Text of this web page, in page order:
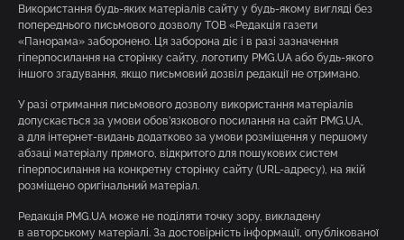
Використання будь-яких матеріалів сайту у будь-якому вигляді без
попереднього письмового дозволу ТОВ «Редакція газети
«Панорама» заборонено. Ця заборона діє і в разі зазначення
гіперпосилання на сторінку сайту, логотипу PMG.UA або будь-якого
іншого згадування, якщо письмовий дозвіл редакції не отримано.
У разі отримання письмового дозволу використання матеріалів
допускається за умови обов’язкового посилання на сайт PMG.UA,
а для інтернет-видань додатково за умови розміщення у першому
абзаці матеріалу прямого, відкритого для пошукових систем
гіперпосилання на конкретну сторінку сайту (URL-адресу), на якій
розміщено оригінальний матеріал.
Редакція PMG.UA може не поділяти точку зору, викладену
в авторському матеріалі. За достовірність інформації, опублікованої